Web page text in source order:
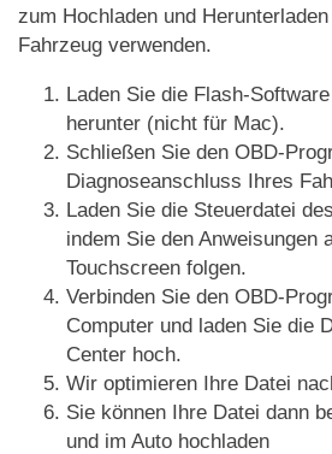
zum Hochladen und Herunterladen
Fahrzeug verwenden.
Laden Sie die Flash-
herunter (nicht für Mac).
Schließen Sie den OBD-
Diagnoseanschluss Ihres
Laden Sie die Steuerdatei
indem Sie den Anweisungen
Touchscreen folgen.
Verbinden Sie den OBD-
Computer und laden Sie die
Center hoch.
Wir optimieren Ihre Datei
Sie können Ihre Datei dann
und im Auto hochladen